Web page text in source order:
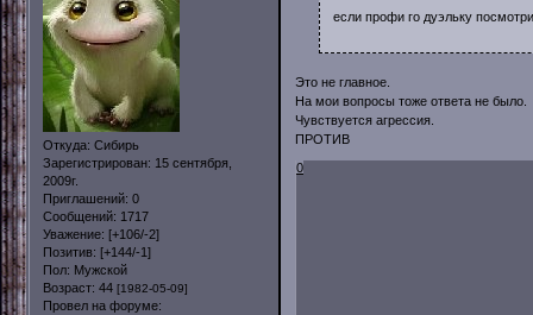
Откуда: Сибирь
Зарегистрирован: 15 сентября,
2009г.
Приглашений: 0
Сообщений: 1717
Уважение: [+106/-2]
Позитив: [+144/-1]
Пол: Мужской
Возраст: 44 [1982-05-09]
Провел на форуме:
если профи го дуэльку
Это не главное.
На мои вопросы тоже ответа не было.
Чувствуется агрессия.
ПРОТИВ
0